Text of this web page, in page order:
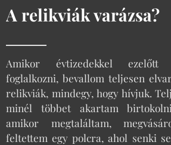
A relikviák varázsa?
Amikor évtizedekkel ezelőtt
foglalkozni, bevallom teljesen
relikviák, mindegy, hogy hívjuk.
minél többet akartam
amikor megtaláltam,
feltettem egy polcra, ahol senki